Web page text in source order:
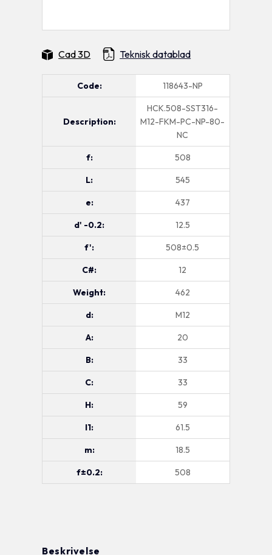
Code: 118643-NP
Description:
HCK.508-SST316-
M12-FKM-PC-NP-80-
NC
f: 508
L: 545
e: 437
d' -0.2: 12.5
f': 508±0.5
C#: 12
Weight: 462
d: M12
A: 20
B: 33
C: 33
H: 59
l1: 61.5
m: 18.5
f±0.2: 508
Cad 3D Teknisk datablad
Beskrivelse